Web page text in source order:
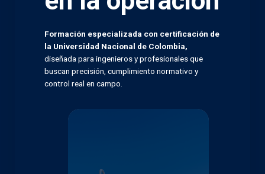
Formación especializada con certificación de
la Universidad Nacional de Colombia,
diseñada para ingenieros y profesionales que
buscan precisión, cumplimiento normativo y
control real en campo.